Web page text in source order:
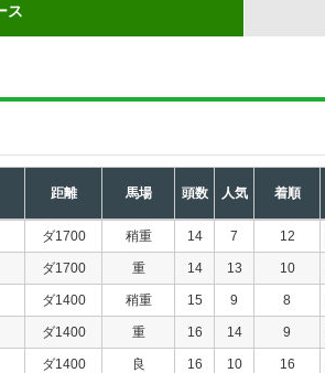
ス
距離 馬場 頭数 人気 着順
ダ1700 稍重 14 7 12
ダ1700 重 14 13 10
ダ1400 稍重 15 9 8
ダ1400 重 16 14 9
ダ1400 良 16 10 16